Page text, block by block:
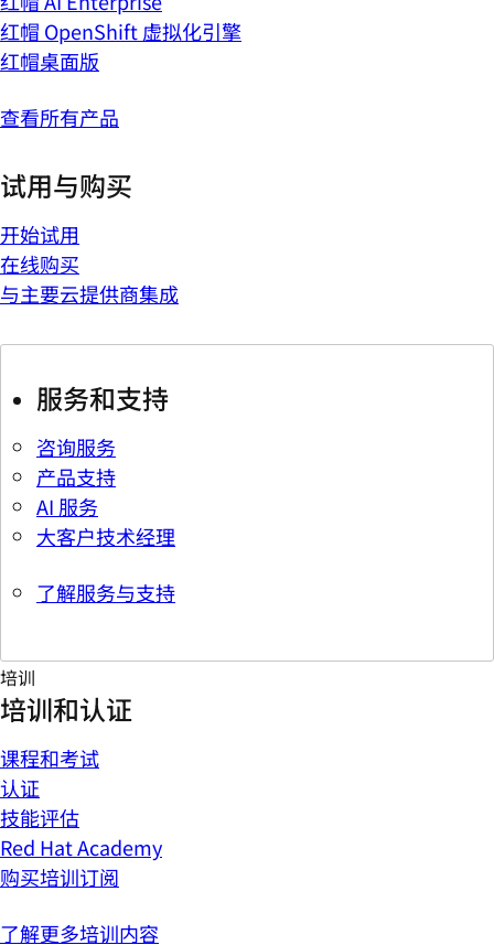
红帽 OpenShift 虚拟化引擎
红帽桌面版
查看所有产品
试用与购买
开始试用
在线购买
与主要云提供商集成
服务和支持
咨询服务
产品支持
AI 服务
大客户技术经理
了解服务与支持
培训
培训和认证
课程和考试
认证
技能评估
Red Hat Academy
购买培训订阅
了解更多培训内容